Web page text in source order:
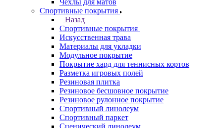
Чехлы для матов
Спортивные покрытия
Назад
Спортивные покрытия
Искусственная трава
Материалы для укладки
Модульное покрытие
Покрытие хард для теннисных кортов
Разметка игровых полей
Резиновая плитка
Резиновое бесшовное покрытие
Резиновое рулонное покрытие
Спортивный линолеум
Спортивный паркет
Сценический линолеум